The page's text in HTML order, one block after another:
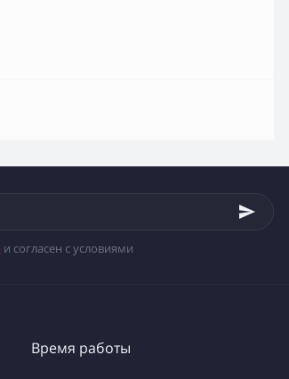
и согласен с условиями
Время работы